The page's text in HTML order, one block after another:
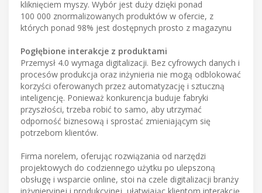
kliknięciem myszy. Wybór jest duży dzięki ponad
100 000 znormalizowanych produktów w ofercie, z
których ponad 98% jest dostępnych prosto z magazynu
Pogłębione interakcje z produktami
Przemysł 4.0 wymaga digitalizacji. Bez cyfrowych danych i
procesów produkcja oraz inżynieria nie mogą odblokować
korzyści oferowanych przez automatyzację i sztuczną
inteligencję. Ponieważ konkurencja buduje fabryki
przyszłości, trzeba robić to samo, aby utrzymać
odporność biznesową i sprostać zmieniającym się
potrzebom klientów.
Firma norelem, oferując rozwiązania od narzędzi
projektowych do codziennego użytku po ulepszoną
obsługę i wsparcie online, stoi na czele digitalizacji branży